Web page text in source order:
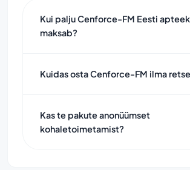
Kui palju Cenforce-FM Eesti
maksab?
Kuidas osta Cenforce-FM ilma
Kas te pakute anonüümset
kohaletoimetamist?